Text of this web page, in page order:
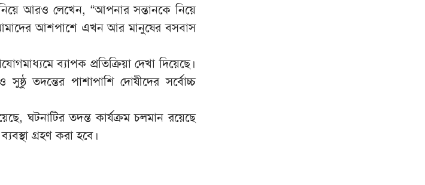
আরও লেখেন, “আপনার সন্তানকে নিয়ে
আশপাশে এখন আর মানুষের বসবাস
ব্যাপক প্রতিক্রিয়া দেখা দিয়েছে।
তদন্তের পাশাপাশি দোষীদের সর্বোচ্চ
ঘটনাটির তদন্ত কার্যক্রম চলমান রয়েছে
গ্রহণ করা হবে।